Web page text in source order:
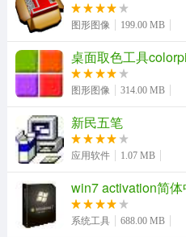
4.快速查找身心成绩好的人，
5.答案查找，查找教材、试卷
6.覆盖年级：小学、初中、高中
7.主要科目：数学、语文、
理、历史、政治
1、快捷的搜索：通过书名、
到作业习题答案，助你快速学
图形图像 199.00 MB
桌面取色工具
图形图像 314.00 MB
新民五笔
应用软件 1.07 MB
win7 activation简体
系统工具 688.00 MB